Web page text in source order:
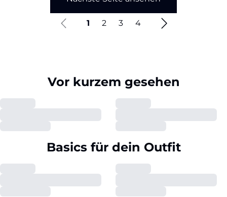
1 2 3 4
Vor kurzem gesehen
Basics für dein Outfit